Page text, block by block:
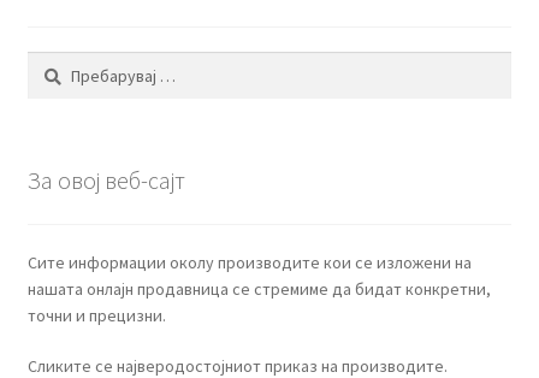
Пребарувај
За овој веб-сајт
Сите информации околу производите кои се изложени на
нашата онлајн продавница се стремиме да бидат конкретни,
точни и прецизни.
Сликите се најверодостојниот приказ на производите.